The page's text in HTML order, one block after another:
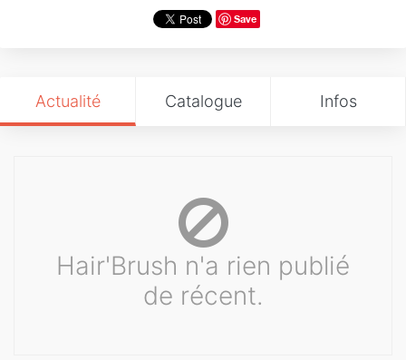
Save
Actualité Catalogue Infos
Hair'Brush n'a rien publié
de récent.